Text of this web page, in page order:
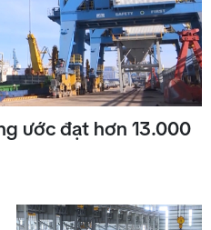
ước đạt hơn 13.000